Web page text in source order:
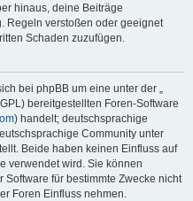
hinaus, deine Beiträge
Regeln verstoßen oder geeignet
Schaden zuzufügen.
bei phpBB um eine unter der „
bereitgestellten Foren-Software
) handelt; deutschsprachige
Community unter
Beide haben keinen Einfluss auf
verwendet wird. Sie können
für bestimmte Zwecke nicht
Foren Einfluss nehmen.